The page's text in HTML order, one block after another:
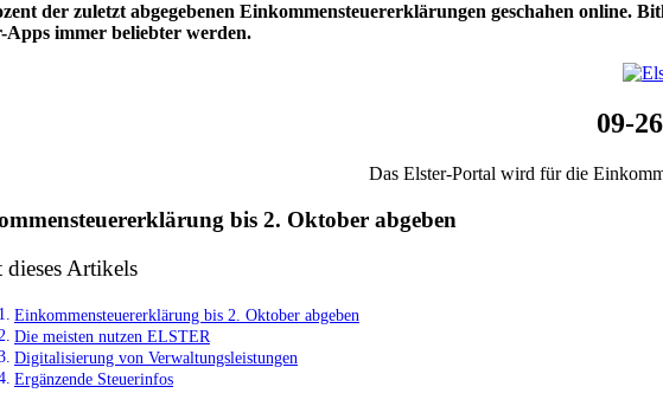
der zuletzt abgegebenen Einkommensteuererklärungen geschahen online.
Apps immer beliebter werden.
09-
Das Elster-Portal wird für die
bis 2. Oktober abgeben
dieses Artikels
Einkommensteuererklärung bis 2. Oktober abgeben
Die meisten nutzen ELSTER
Digitalisierung von Verwaltungsleistungen
Ergänzende Steuerinfos